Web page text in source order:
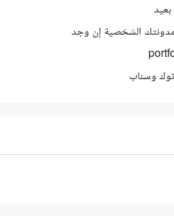
الشخصية إن وجد
وسناب